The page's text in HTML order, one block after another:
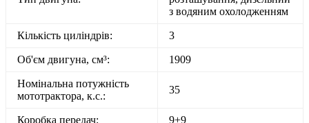
з водяним охолодженням
Кількість циліндрів: 3
Об'єм двигуна, см³: 1909
Номінальна потужність
мототрактора, к.с.:
35
Коробка передач: 9+9